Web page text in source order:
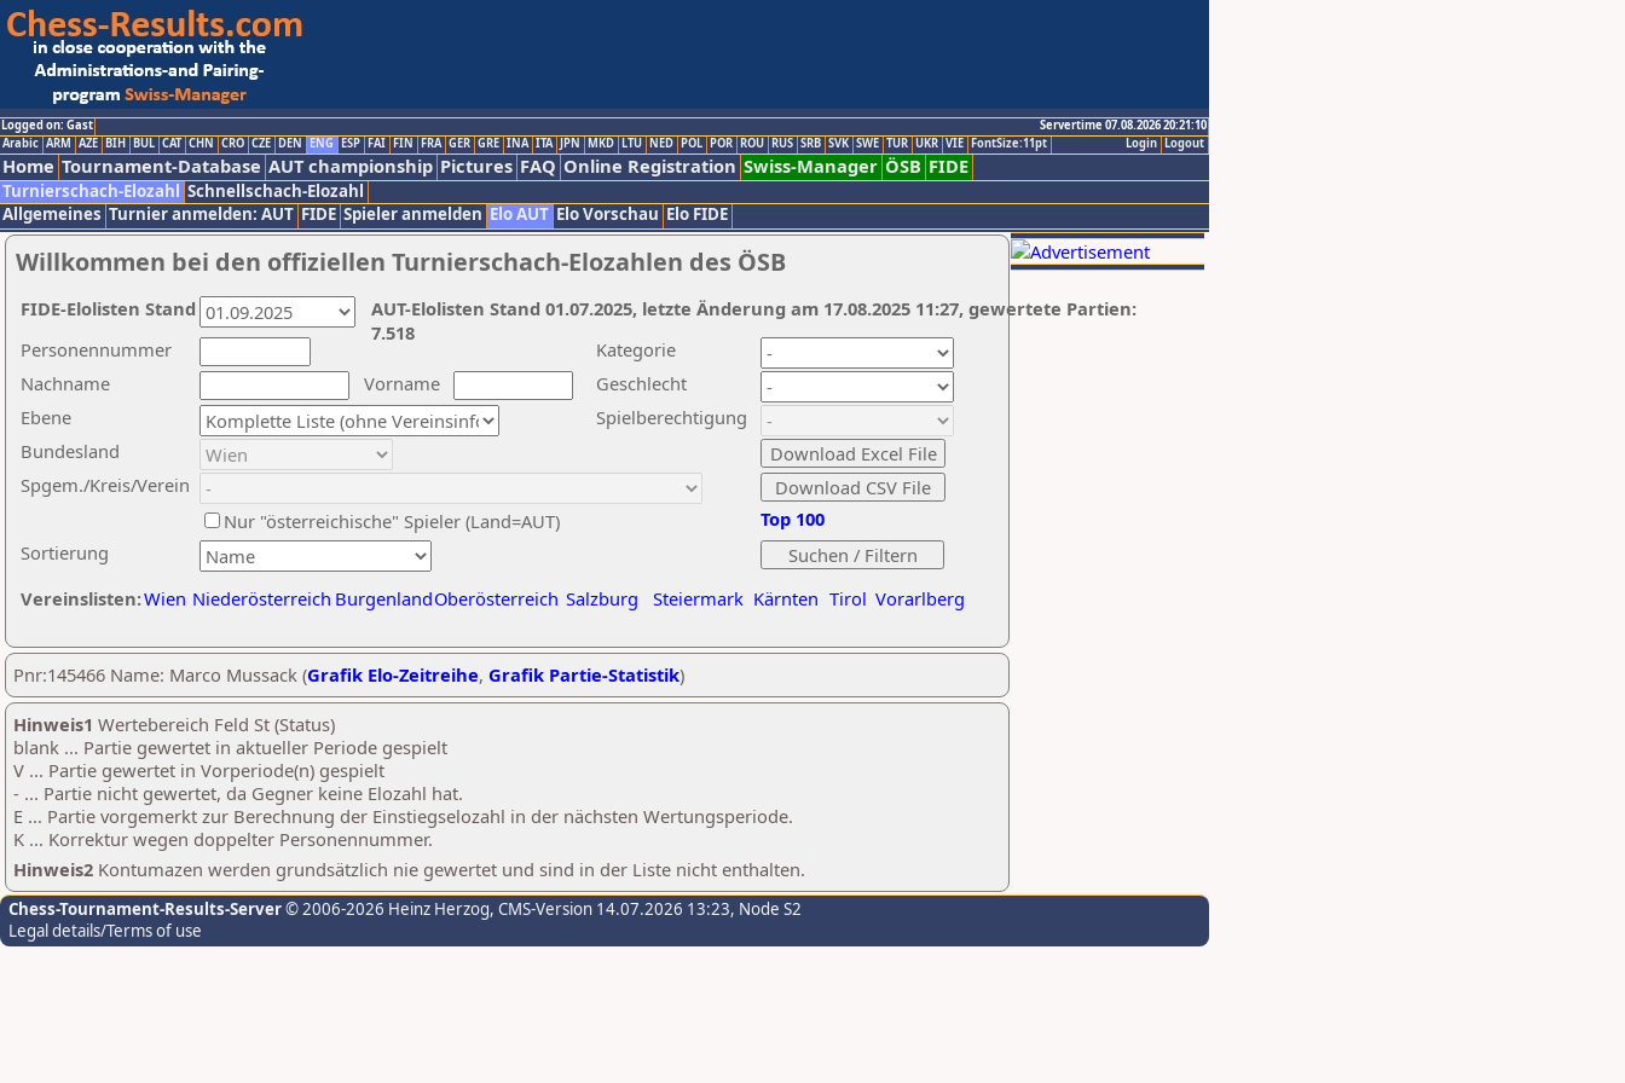
Logged on: Gast
Servertime 07.08.2026 20:21:10
Logout
Login
Arabic ARM AZE BIH BUL CAT CHN CRO CZE DEN ENG ESP FAI FIN FRA GER GRE INA ITA JPN MKD LTU NED POL POR ROU RUS SRB SVK SWE TUR UKR VIE FontSize:11pt
Home Tournament-Database AUT championship Pictures FAQ Online Registration Swiss-Manager ÖSB FIDE
Turnierschach-Elozahl Schnellschach-Elozahl
Allgemeines Turnier anmelden: AUT FIDE Spieler anmelden Elo AUT Elo Vorschau Elo FIDE
Willkommen bei den offiziellen Turnierschach-Elozahlen des ÖSB
Nachname
Vorname
Ebene
Kategorie
Sortierung
Personennummer
Bundesland
Spgem./Kreis/Verein
Geschlecht
Nur "österreichische" Spieler (Land=AUT)
Spielberechtigung
Vereinslisten:Wien Niederösterreich BurgenlandOberösterreich Salzburg Steiermark Kärnten Tirol Vorarlberg
Top 100
AUT-Elolisten Stand 01.07.2025, letzte Änderung am 17.08.2025 11:27, gewertete Partien:
7.518
FIDE-Elolisten Stand
Pnr:145466 Name: Marco Mussack (Grafik Elo-Zeitreihe, Grafik Partie-Statistik)
Hinweis1 Wertebereich Feld St (Status)
blank ... Partie gewertet in aktueller Periode gespielt
V ... Partie gewertet in Vorperiode(n) gespielt
- ... Partie nicht gewertet, da Gegner keine Elozahl hat.
E ... Partie vorgemerkt zur Berechnung der Einstiegselozahl in der nächsten Wertungsperiode.
K ... Korrektur wegen doppelter Personennummer.
Hinweis2 Kontumazen werden grundsätzlich nie gewertet und sind in der Liste nicht enthalten.
Chess-Tournament-Results-Server© 2006-2026 Heinz Herzog, CMS-Version 14.07.2026 13:23, Node S2
Legal details/Terms of use